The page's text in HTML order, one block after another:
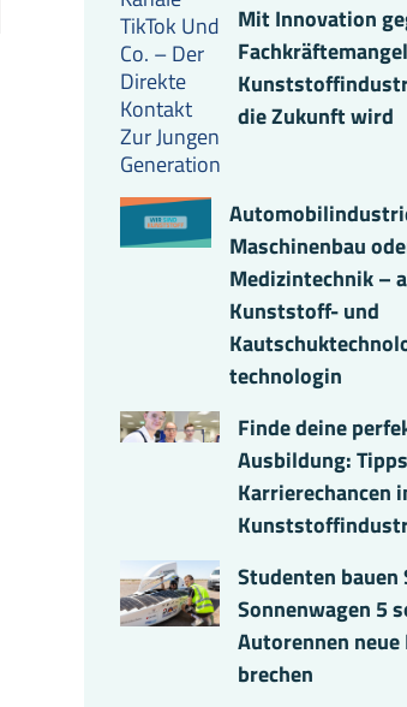
Mit Innovation
die Zukunft wird
Maschinenbau
Medizintechnik –
Kunststoff- und
technologin
Finde deine
Ausbildung:
Karrierechancen
Studenten bauen
Sonnenwagen 5
Autorennen neue
brechen